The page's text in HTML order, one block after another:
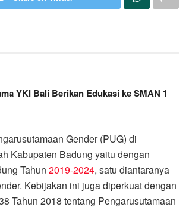
YKI Bali Berikan Edukasi ke SMAN 1
Gender (PUG) di
Kabupaten Badung yaitu dengan
Tahun 2019-2024, satu diantaranya
Kebijakan ini juga diperkuat dengan
Tahun 2018 tentang Pengarusutamaan